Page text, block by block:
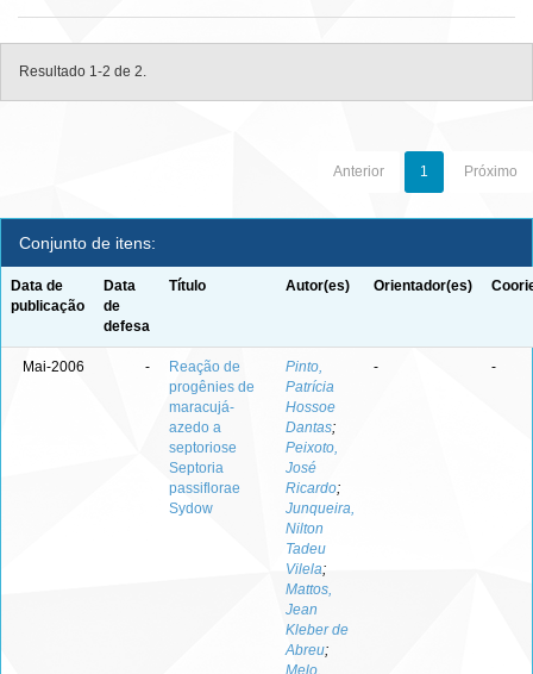
Resultado 1-2 de 2.
Anterior 1 Próximo
Conjunto de itens:
Data de
publicação
Data
de
defesa
Título Autor(es) Orientador(es)
Mai-2006 -
Reação de
progênies de
maracujá-
azedo a
septoriose
Septoria
passiflorae
Sydow
Pinto,
Patrícia
Hossoe
Dantas;
Peixoto,
José
Ricardo;
Junqueira,
Nilton
Tadeu
Vilela;
Mattos,
Jean
Kleber de
Abreu;
Melo,
- -